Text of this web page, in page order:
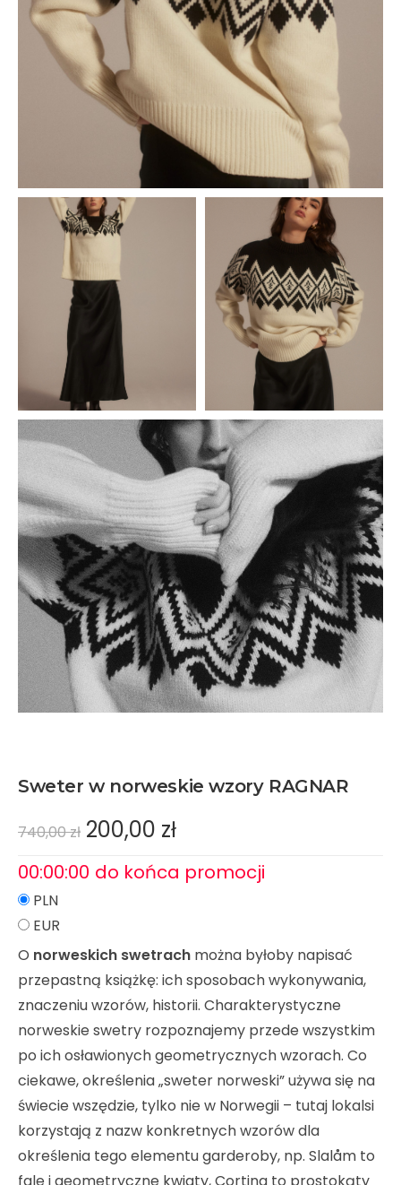
Sweter w norweskie wzory RAGNAR
740,00zł 200,00 zł
00:00:00 do końca promocji
PLN
EUR
O norweskich swetrach można byłoby napisać
przepastną książkę: ich sposobach wykonywania,
znaczeniu wzorów, historii. Charakterystyczne
norweskie swetry rozpoznajemy przede wszystkim
po ich osławionych geometrycznych wzorach. Co
ciekawe, określenia„sweter norweski”używa się na
świecie wszędzie, tylko nie w Norwegii – tutaj lokalsi
korzystają z nazw konkretnych wzorów dla
określenia tego elementu garderoby, np. Slalåm to
fale i geometryczne kwiaty, Cortina to prostokąty